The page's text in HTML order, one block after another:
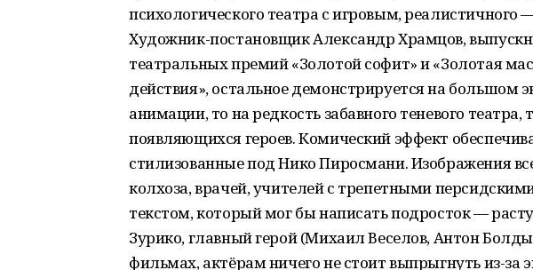
психологического театра с игровым, реалистичного
Художник-постановщик Александр Храмцов,
театральных премий «Золотой софит» и «Золотая
действия», остальное демонстрируется на большом
анимации, то на редкость забавного теневого театра,
появляющихся героев. Комический эффект
стилизованные под Нико Пиросмани. Изображения
колхоза, врачей, учителей с трепетными
текстом, который мог бы написать подросток —
Зурико, главный герой (Михаил Веселов, Антон
фильмах, актёрам ничего не стоит выпрыгнуть из-за